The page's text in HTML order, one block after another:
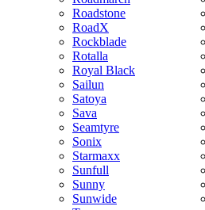
Roadstone
RoadX
Rockblade
Rotalla
Royal Black
Sailun
Satoya
Sava
Seamtyre
Sonix
Starmaxx
Sunfull
Sunny
Sunwide